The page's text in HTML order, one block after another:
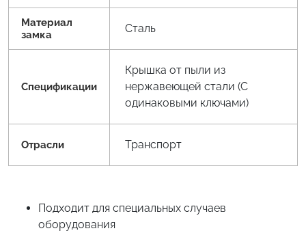
Материал
замка
Сталь
Спецификации
Крышка от пыли из
нержавеющей стали (С
одинаковыми ключами)
Отрасли Транспорт
Подходит для специальных случаев
оборудования